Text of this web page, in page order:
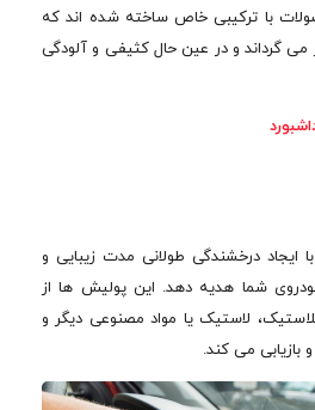
با ترکیبی خاص ساخته شده اند که
می گرداند و در عین حال کثیفی و آلودگی
ایجاد درخشندگی طولانی مدت زیبایی و
شما هدیه دهد. این پولیش ها از
لاستیک یا مواد مصنوعی دیگر و
می کند.